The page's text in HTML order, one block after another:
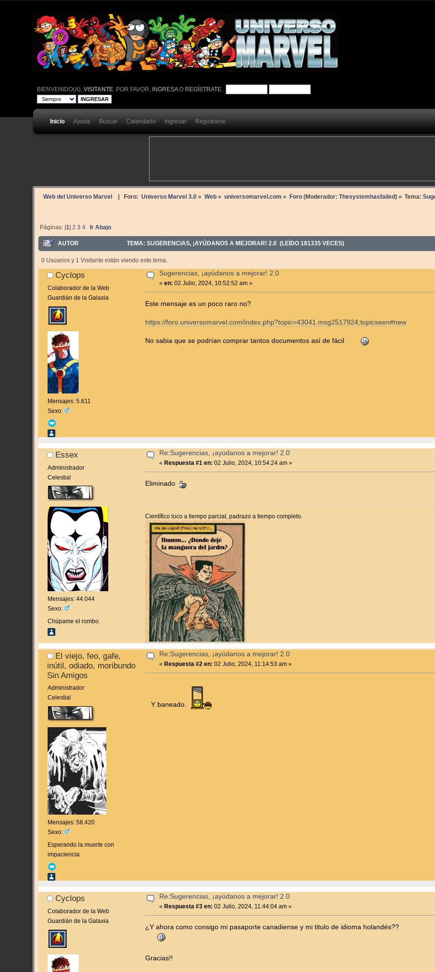
BIENVENIDO(A), VISITANTE. POR FAVOR, INGRESAO REGÍSTRATE.
Inicio Ayuda Buscar Calendario Ingresar Registrarse
Web del Universo Marvel | Foro: Universo Marvel 3.0» Web» universomarvel.com » Foro(Moderador: Thesystemhasfailed) » Tema:
Páginas: [1] 2 3 4 Ir Abajo
AUTOR TEMA: SUGERENCIAS, ¡AYÚDANOS A MEJORAR! 2.0 (LEÍDO 181335 VECES)
0 Usuarios y 1 Visitante están viendo este tema.
Cyclops
Colaborador de la Web
Guardián de la Galaxia
Mensajes: 5.611
Sexo:
Sugerencias, ¡ayúdanos a mejorar! 2.0
«en: 02 Julio, 2024, 10:52:52 am »
Este mensaje es un poco raro no?
https://foro.universomarvel.com/index.php?topic=43041.msg2517924;topicseen#new
No sabia que se podrían comprar tantos documentos así de fácil
Essex
Administrador
Celestial
Mensajes: 44.044
Sexo:
Chúpame el rombo.
Re:Sugerencias, ¡ayúdanos a mejorar! 2.0
«Respuesta #1 en: 02 Julio, 2024, 10:54:24 am »
Eliminado
Científico loco a tiempo parcial, padrazo a tiempo completo.
El viejo, feo, gafe,
inútil, odiado, moribundo
Sin Amigos
Administrador
Celestial
Mensajes: 58.420
Sexo:
Esperando la muerte con
impaciencia
Re:Sugerencias, ¡ayúdanos a mejorar! 2.0
«Respuesta #2 en: 02 Julio, 2024, 11:14:53 am »
Y baneado.
Cyclops
Colaborador de la Web
Guardián de la Galaxia
Re:Sugerencias, ¡ayúdanos a mejorar! 2.0
« Respuesta #3 en: 02 Julio, 2024, 11:44:04 am »
¿Y ahora como consigo mi pasaporte canadiense y mi titulo de idioma holandés??
Gracias!!